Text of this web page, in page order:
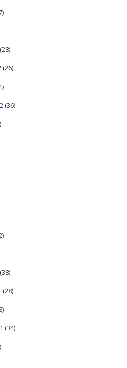
(28)
(26)
(36)
(38)
(28)
(34)